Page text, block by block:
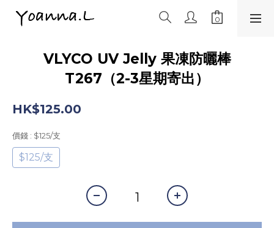
VLYCO UV Jelly 果凍防曬棒
T267（2-3星期寄出）
HK$125.00
價錢 : $125/支
$125/支